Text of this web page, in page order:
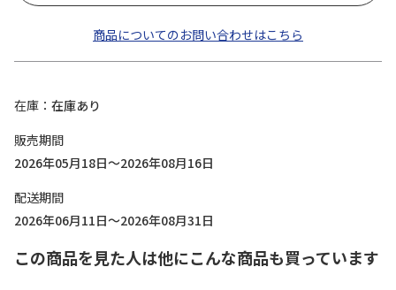
商品についてのお問い合わせはこちら
在庫
在庫あり
販売期間
2026年05月18日～2026年08月16日
配送期間
2026年06月11日～2026年08月31日
この商品を見た人は他にこんな商品も買っています